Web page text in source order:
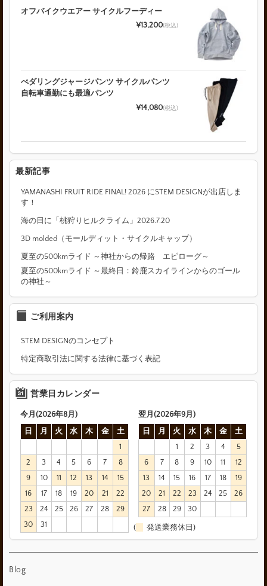
オフバイクウエアー サイクルフーディー
¥13,200(税込)
ぺダリングジャージパンツ サイクルパンツ
自転車通勤にも最適パンツ
¥14,080(税込)
最新記事
YAMANASHI FRUIT RIDE FINAL! 2026 にSTEM DESIGNが出店しま
す！
海の日に「桃狩りヒルクライム」2026.7.20
3D molded（モールディット・サイクルキャップ）
夏至の500kmライド ～神社からの帰路 エピローグ～
夏至の500kmライド ～最終日：鈴鹿スカイラインからのゴール
の神社～
ご利用案内
STEM DESIGNのコンセプト
特定商取引法に関する法律に基づく表記
営業日カレンダー
今月(2026年8月)
日
月 火 水 木 金
土
1
2
3 4 5 6 7
8
9
10 11 12 13 14
15
16
17 18 19 20 21
22
23
24 25 26 27 28
29
30
31
翌月(2026年9月)
日
月 火 水 木 金
土
1
2 3 4
5
6
7 8 9 10 11
12
13
14 15 16 17 18
19
20
21 22 23 24 25
26
27
28 29 30
( 発送業務休日)
Blog